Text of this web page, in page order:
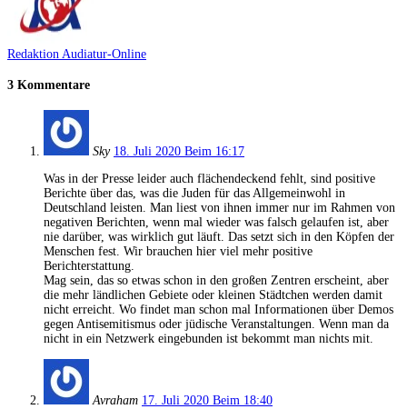
Redaktion Audiatur-Online
3 Kommentare
Sky 18. Juli 2020 Beim 16:17
Was in der Presse leider auch flächendeckend fehlt, sind positive
Berichte über das, was die Juden für das Allgemeinwohl in
Deutschland leisten. Man liest von ihnen immer nur im Rahmen von
negativen Berichten, wenn mal wieder was falsch gelaufen ist, aber
nie darüber, was wirklich gut läuft. Das setzt sich in den Köpfen der
Menschen fest. Wir brauchen hier viel mehr positive
Berichterstattung.
Mag sein, das so etwas schon in den großen Zentren erscheint, aber
die mehr ländlichen Gebiete oder kleinen Städtchen werden damit
nicht erreicht. Wo findet man schon mal Informationen über Demos
gegen Antisemitismus oder jüdische Veranstaltungen. Wenn man da
nicht in ein Netzwerk eingebunden ist bekommt man nichts mit.
Avraham 17. Juli 2020 Beim 18:40